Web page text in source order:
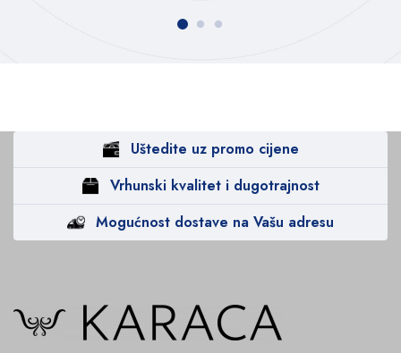
Uštedite uz promo cijene
Vrhunski kvalitet i dugotrajnost
Mogućnost dostave na Vašu adresu